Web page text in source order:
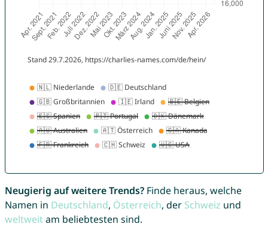
Neugierig auf weitere Trends?Finde heraus, welche
Namen in Deutschland, Österreich, der Schweiz und
weltweitam beliebtesten sind.